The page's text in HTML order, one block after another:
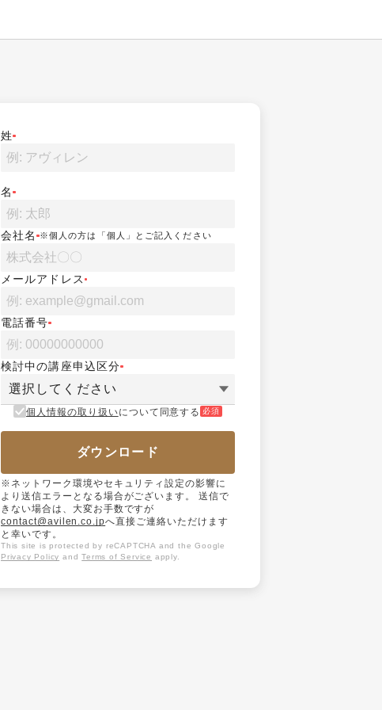
姓
名
会社名 ※個人の方は「個人」とご記入ください
メールアドレス
電話番号
検討中の講座申込区分
選択してください
個人情報の取り扱いについて同意する 必須
ダウンロード
※ネットワーク環境やセキュリティ設定の影響に
より送信エラーとなる場合がございます。 送信で
きない場合は、大変お手数ですが
contact@avilen.co.jpへ直接ご連絡いただけます
と幸いです。
This site is protected by reCAPTCHA and the Google
Privacy Policy and Terms of Service apply.